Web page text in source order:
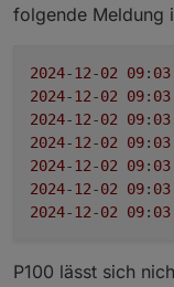
folgende Meldung
2024-12-02 09: 03
2024-12-02 09: 03
2024-12-02 09: 03
2024-12-02 09: 03
2024-12-02 09: 03
2024-12-02 09: 03
2024-12-02 09: 03
P100 lässt sich